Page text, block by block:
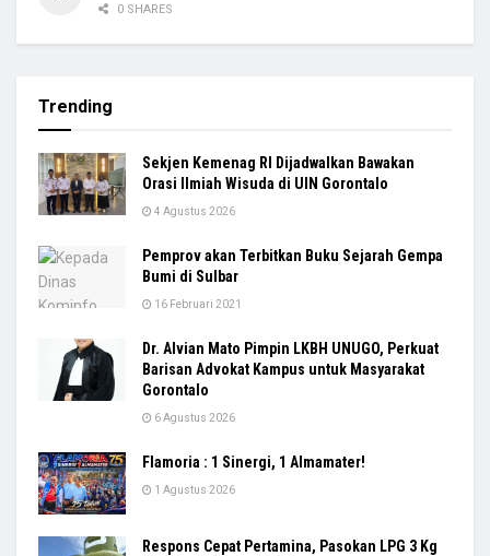
0 SHARES
Trending
Sekjen Kemenag RI Dijadwalkan Bawakan
Orasi Ilmiah Wisuda di UIN Gorontalo
4 Agustus 2026
Pemprov akan Terbitkan Buku Sejarah Gempa
Bumi di Sulbar
16 Februari 2021
Dr. Alvian Mato Pimpin LKBH UNUGO, Perkuat
Barisan Advokat Kampus untuk Masyarakat
Gorontalo
6 Agustus 2026
Flamoria : 1 Sinergi, 1 Almamater!
1 Agustus 2026
Respons Cepat Pertamina, Pasokan LPG 3 Kg